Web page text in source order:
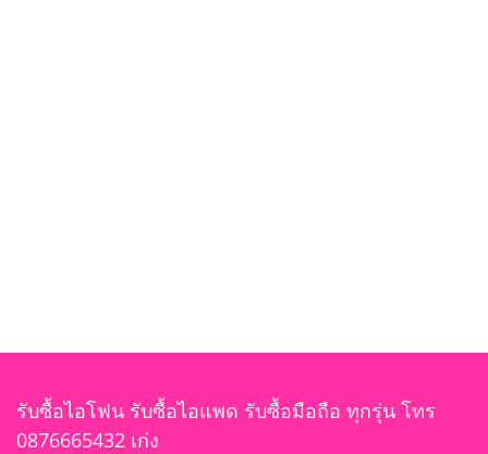
รับซื้อไอโฟน รับซื้อไอแพด รับซื้อมือถือ ทุกรุ่น โทร
0876665432 เก่ง